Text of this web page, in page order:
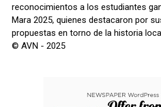
reconocimientos a los estudiantes
Mara 2025, quienes destacaron por
propuestas en torno de la historia
© AVN - 2025